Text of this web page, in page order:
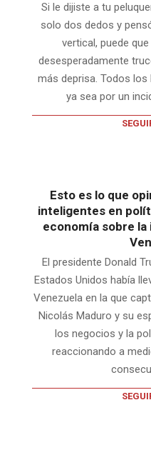
Si le dijiste a tu
solo dos dedos y
vertical, puede
desesperadamente
más deprisa. Todos
ya sea por un
Esto es lo que
inteligentes en
economía sobre
El presidente Donald
Estados Unidos había
Venezuela en la que
Nicolás Maduro y su
los negocios y la
reaccionando a